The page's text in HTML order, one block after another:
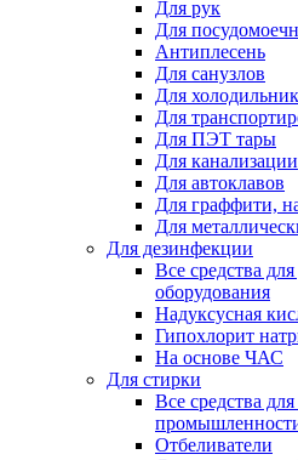
Для рук
Для
Антиплесень
Для санузлов
Для
Для
Для ПЭТ тары
Для канализации
Для автоклавов
Для граффити,
Для
Для дезинфекции
Все средства
оборудования
Надуксусная
Гипохлорит
На основе ЧАС
Для стирки
Все средства
Отбеливатели